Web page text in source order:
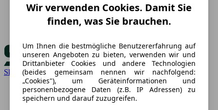
Skoda
Wir verwenden Cookies. Damit Sie
finden, was Sie brauchen.
Um Ihnen die bestmögliche Benutzererfahrung auf
unseren Angeboten zu bieten, verwenden wir und
Drittanbieter Cookies und andere Technologien
(beides gemeinsam nennen wir nachfolgend:
„Cookies"), um Geräteinformationen und
personenbezogene Daten (z.B. IP Adressen) zu
speichern und darauf zuzugreifen.